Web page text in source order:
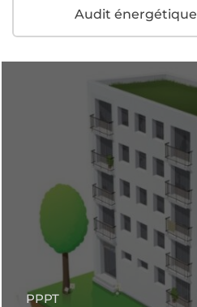
Audit énergétique
PPPT